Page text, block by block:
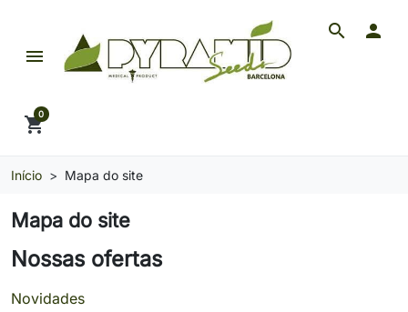
Pyramid Seeds Brasil: O Seu Banco de Seeds de
search
menu

shopping_cart
0
Início Mapa do site
Mapa do site
Nossas ofertas
Novidades